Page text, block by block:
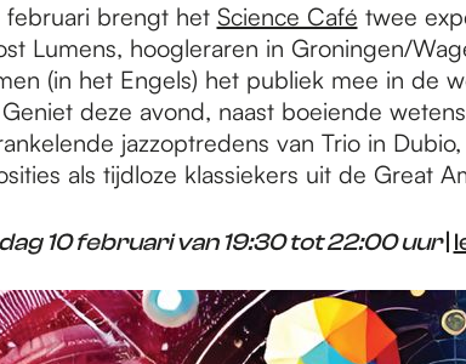
februari brengt het Science Café twee
Lumens, hoogleraren in Groningen/
(in het Engels) het publiek mee in de
deze avond, naast boeiende
jazzoptredens van Trio in
als tijdloze klassiekers uit de Great
10 februari van 19:30 tot 22:00 uur